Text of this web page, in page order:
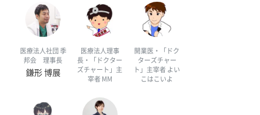
医療法人社団 季
邦会 理事長
鎌形 博展
医療法人理事
長・「ドクター
ズチャート」主
宰者 MM
開業医・「ドク
ターズチャー
ト」主宰者 よい
こはこいよ